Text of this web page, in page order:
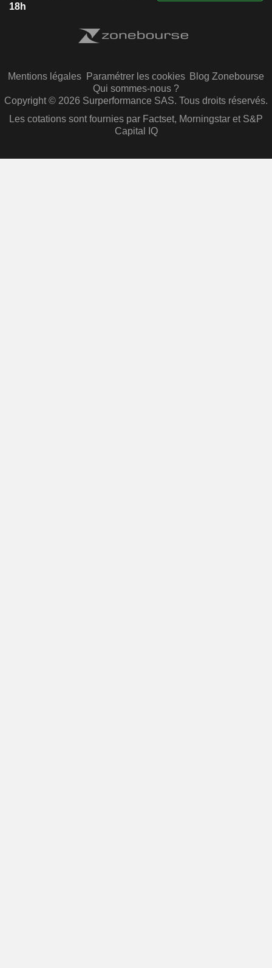
18h
Mentions légales Paramétrer les cookies Blog Zonebourse
Qui sommes-nous ?
Copyright © 2026 Surperformance SAS. Tous droits réservés.
Les cotations sont fournies par Factset, Morningstar et S&P
Capital IQ